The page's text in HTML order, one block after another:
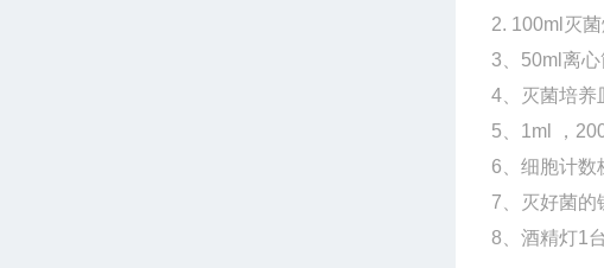
2. 100ml灭菌
3、50ml离心
4、灭菌培养
5、1ml ，
6、细胞计数
7、灭好菌的
8、酒精灯1台